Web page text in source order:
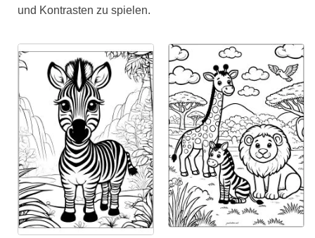
und Kontrasten zu spielen.